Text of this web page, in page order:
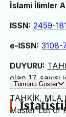
İslami İlimler
ISSN: 2459-
e-ISSN: 3108-
DUYURU:
olan 17.
TAHKİK, MLA
Master List of
Tümünü Göster